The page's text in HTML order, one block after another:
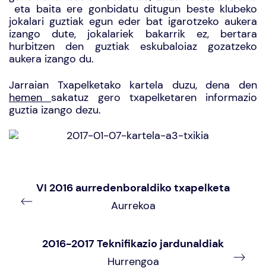
eta baita ere gonbidatu ditugun beste klubeko
jokalari guztiak egun eder bat igarotzeko aukera
izango dute, jokalariek bakarrik ez, bertara
hurbitzen den guztiak eskubaloiaz gozatzeko
aukera izango du.
Jarraian Txapelketako kartela duzu, dena den
hemen
sakatuz gero txapelketaren informazio
guztia izango dezu.
VI 2016 aurredenboraldiko txapelketa
Aurrekoa
2016-2017 Teknifikazio jardunaldiak
Hurrengoa